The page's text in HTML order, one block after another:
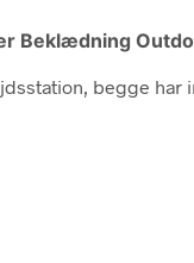
Beklædning
begge